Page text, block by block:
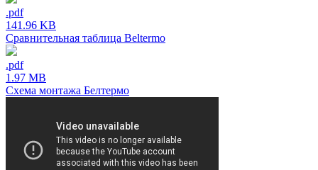
.pdf
141.96 KB
Сравнительная таблица Beltermo
.pdf
1.97 MB
Схема монтажа Белтермо